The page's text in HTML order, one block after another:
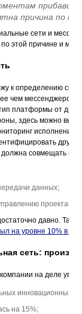
причина по
сети и
этой причине и
к определению
чем
платформы от
здесь можно
исполнения
друг
совмещать в
данных;
проектами.
давно. Так,
на уровне 10% в
сеть:
на деле
инновационных
на 15%;